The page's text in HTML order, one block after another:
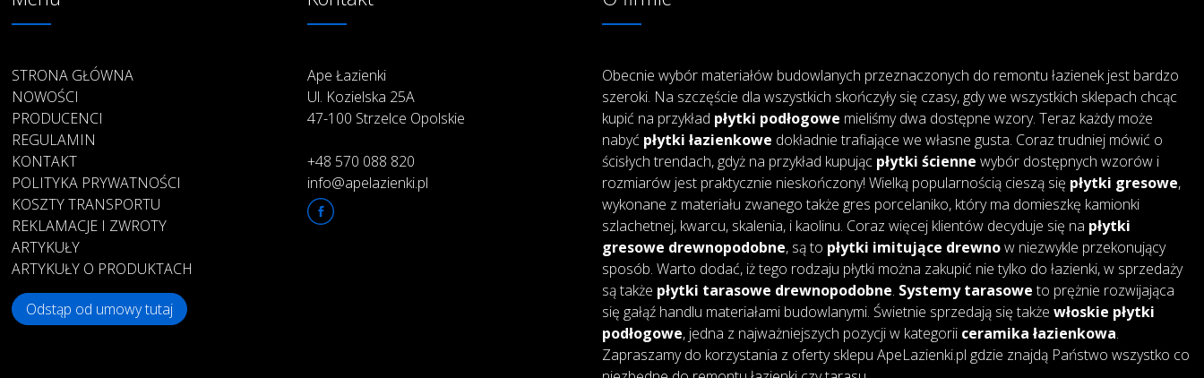
STRONA GŁÓWNA
NOWOŚCI
PRODUCENCI
REGULAMIN
KONTAKT
POLITYKA PRYWATNOŚCI
KOSZTY TRANSPORTU
REKLAMACJE I ZWROTY
ARTYKUŁY
ARTYKUŁY O PRODUKTACH
Odstąp od umowy tutaj
Ape Łazienki
Ul. Kozielska 25A
47-100 Strzelce Opolskie
+48 570 088 820
info@apelazienki.pl
Obecnie wybór materiałów budowlanych przeznaczonych do remontu łazienek jest bardzo
szeroki. Na szczęście dla wszystkich skończyły się czasy, gdy we wszystkich sklepach chcąc
kupić na przykład płytki podłogowe mieliśmy dwa dostępne wzory. Teraz każdy może
nabyć płytki łazienkowe dokładnie trafiające we własne gusta. Coraz trudniej mówić o
ścisłych trendach, gdyż na przykład kupując płytki ścienne wybór dostępnych wzorów i
rozmiarów jest praktycznie nieskończony! Wielką popularnością cieszą się płytki gresowe,
wykonane z materiału zwanego także gres porcelaniko, który ma domieszkę kamionki
szlachetnej, kwarcu, skalenia, i kaolinu. Coraz więcej klientów decyduje się na płytki
gresowe drewnopodobne, są to płytki imitujące drewnow niezwykle przekonujący
sposób. Warto dodać, iż tego rodzaju płytki można zakupić nie tylko do łazienki, w sprzedaży
są także płytki tarasowe drewnopodobne. Systemy tarasoweto prężnie rozwijająca
się gałąź handlu materiałami budowlanymi. Świetnie sprzedają się także włoskie płytki
podłogowe, jedna z najważniejszych pozycji w kategorii ceramika łazienkowa.
Zapraszamy do korzystania z oferty sklepu ApeLazienki.pl gdzie znajdą Państwo wszystko co